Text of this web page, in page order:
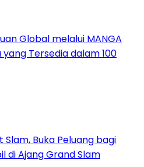
Global melalui MANGA
yang Tersedia dalam 100
Slam, Buka Peluang bagi
di Ajang Grand Slam